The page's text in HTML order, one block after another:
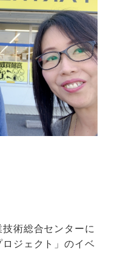
術総合センターに
ジェクト」のイベ